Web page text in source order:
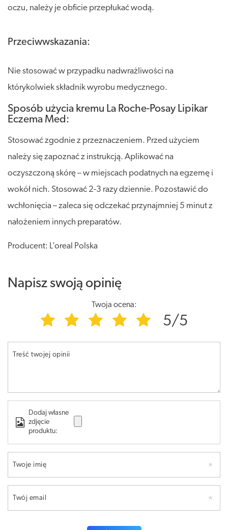
oczu, należy je obficie przepłukać wodą.
Przeciwwskazania:
Nie stosować w przypadku nadwrażliwości na
którykolwiek składnik wyrobu medycznego.
Sposób użycia kremu La Roche-Posay Lipikar
Eczema Med:
Stosować zgodnie z przeznaczeniem. Przed użyciem
należy się zapoznać z instrukcją. Aplikować na
oczyszczoną skórę – w miejscach podatnych na egzemę i
wokół nich. Stosować 2-3 razy dziennie. Pozostawić do
wchłonięcia – zaleca się odczekać przynajmniej 5 minut z
nałożeniem innych preparatów.
Producent: L’oreal Polska
Napisz swoją opinię
Twoja ocena:
5/5
Treść twojej opinii
Dodaj własne
zdjęcie
produktu:
Twoje imię
Twój email